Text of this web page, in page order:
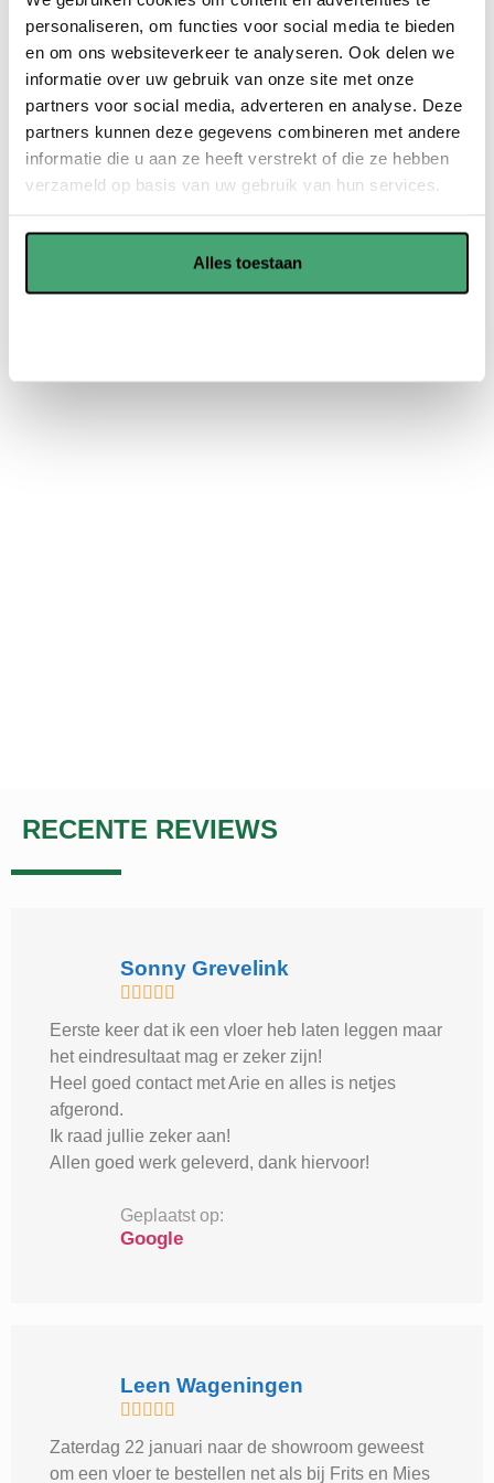
personaliseren, om functies voor social media te bieden
en om ons websiteverkeer te analyseren. Ook delen we
informatie over uw gebruik van onze site met onze
partners voor social media, adverteren en analyse. Deze
partners kunnen deze gegevens combineren met andere
informatie die u aan ze heeft verstrekt of die ze hebben
verzameld op basis van uw gebruik van hun services.
Alles toestaan
nog jaren mee en spaart u veel geld uit in de toekomst.
PVC vloeren zijn onderhoudsvriendelijk en kunnen goed
tegen vocht, dus is voor verschillende ruimtes geschikt.
Showroom in Waddinxveen
Offerte aanvragen
RECENTE REVIEWS
Sonny Grevelink
    
Eerste keer dat ik een vloer heb laten leggen maar
het eindresultaat mag er zeker zijn!
Heel goed contact met Arie en alles is netjes
afgerond.
Ik raad jullie zeker aan!
Allen goed werk geleverd, dank hiervoor!
Geplaatst op:
Google
Leen Wageningen
    
Zaterdag 22 januari naar de showroom geweest
om een vloer te bestellen net als bij Frits en Mies